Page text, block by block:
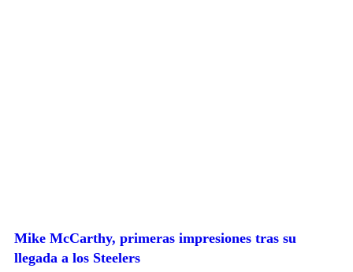
Mike McCarthy, primeras impresiones tras su
llegada a los Steelers